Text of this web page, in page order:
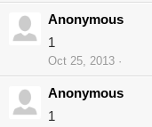
Anonymous
1
Oct 25, 2013
Anonymous
1